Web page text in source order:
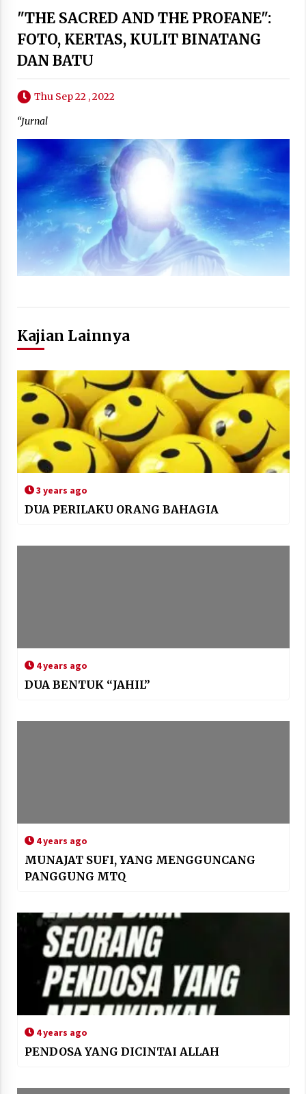
"THE SACRED AND THE PROFANE":
FOTO, KERTAS, KULIT BINATANG
DAN BATU
Thu Sep 22 , 2022
“Jurnal
Kajian Lainnya
3 years ago
DUA PERILAKU ORANG BAHAGIA
4 years ago
DUA BENTUK “JAHIL”
4 years ago
MUNAJAT SUFI, YANG MENGGUNCANG
PANGGUNG MTQ
4 years ago
PENDOSA YANG DICINTAI ALLAH